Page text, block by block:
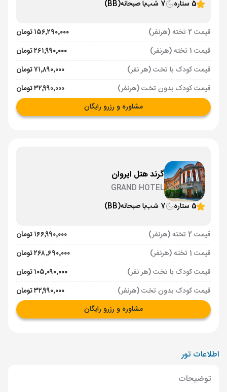
5 ستاره 7 شب با صبحانه(BB)
قیمت 2 تخته (هرنفر)
۱۵۶٬۲۹۰٬۰۰۰ تومان
قیمت 1 تخته (هرنفر)
۲۶۱٬۹۹۰٬۰۰۰ تومان
قیمت کودک با تخت (هر نفر)
۷۱٬۸۹۰٬۰۰۰ تومان
قیمت کودک بدون تخت (هرنفر)
۳۲٬۹۹۰٬۰۰۰ تومان
مشاوره و رزرو رایگان
گرند هتل ایروان
GRAND HOTEL
5 ستاره
7 شب با صبحانه(BB)
قیمت 2 تخته (هرنفر)
۱۶۶٬۹۹۰٬۰۰۰ تومان
قیمت 1 تخته (هرنفر)
۲۶۸٬۶۹۰٬۰۰۰ تومان
قیمت کودک با تخت (هر نفر)
۱۰۵٬۰۹۰٬۰۰۰ تومان
قیمت کودک بدون تخت (هرنفر)
۳۲٬۹۹۰٬۰۰۰ تومان
مشاوره و رزرو رایگان
اطلاعات تور
توضیحات